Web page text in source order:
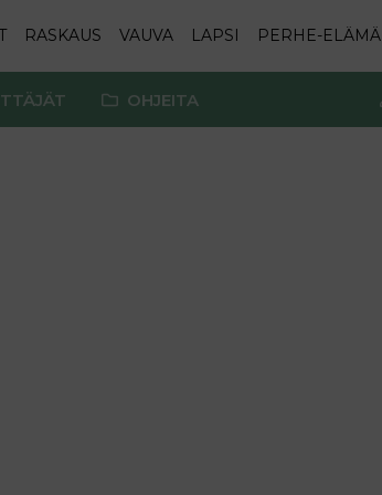
RASKAUS VAUVA LAPSI PERHE-ELÄMÄ
OHJEITA